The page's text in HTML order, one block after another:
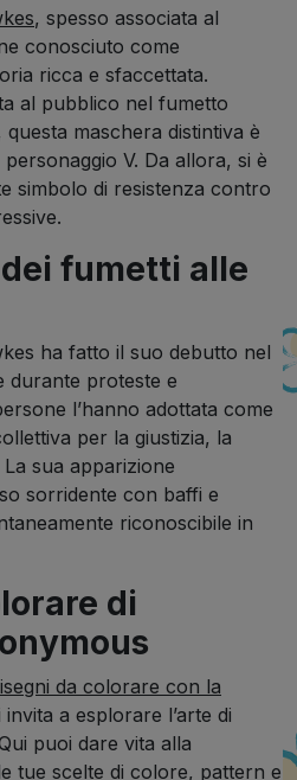
, spesso associata al
conosciuto come
ricca e sfaccettata.
al pubblico nel fumetto
questa maschera distintiva è
V. Da allora, si è
simbolo di resistenza contro
fumetti alle
ha fatto il suo debutto nel
durante proteste e
l’hanno adottata come
per la giustizia, la
sua apparizione
sorridente con baffi e
riconoscibile in
di
da colorare con la
invita a esplorare l’arte di
puoi dare vita alla
tue scelte di colore, pattern e